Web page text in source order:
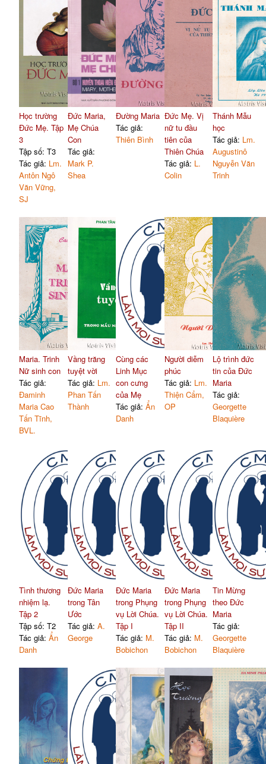
Học trường
Đức Mẹ. Tập
3
Tập số: T3
Tác giả: Lm.
Antôn Ngô
Văn Vững,
SJ
Đức Maria,
Mẹ Chúa
Con
Tác giả:
Mark P.
Shea
Đường Maria
Tác giả:
Thiên Bình
Đức Mẹ. Vị
nữ tu đầu
tiên của
Thiên Chúa
Tác giả: L.
Colin
Thánh Mẫu
học
Tác giả: Lm.
Augustinô
Nguyễn Văn
Trinh
Maria. Trinh
Nữ sinh con
Tác giả:
Đaminh
Maria Cao
Tấn Tĩnh,
BVL.
Vầng trăng
tuyệt vời
Tác giả: Lm.
Phan Tấn
Thành
Cùng các
Linh Mục
con cưng
của Mẹ
Tác giả:Ẩn
Danh
Người diễm
phúc
Tác giả: Lm.
Thiện Cẩm,
OP
Lộ trình đức
tin của Đức
Maria
Tác giả:
Georgette
Blaquière
Tình thương
nhiệm lạ.
Tập 2
Tập số: T2
Tác giả:Ẩn
Danh
Đức Maria
trong Tân
Ước
Tác giả: A.
George
Đức Maria
trong Phụng
vụ Lời Chúa.
Tập I
Tác giả: M.
Bobichon
Đức Maria
trong Phụng
vụ Lời Chúa.
Tập II
Tác giả: M.
Bobichon
Tin Mừng
theo Đức
Maria
Tác giả:
Georgette
Blaquière